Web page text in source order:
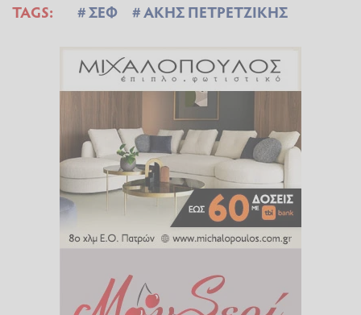
TAGS: ΣΕΦ ΑΚΗΣ ΠΕΤΡΕΤΖΙΚΗΣ